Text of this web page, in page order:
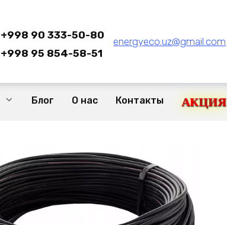
+998 90 333-50-80
+998 95 854-58-51
energyeco.uz@gmail.com
Блог О нас Контакты АКЦИЯ